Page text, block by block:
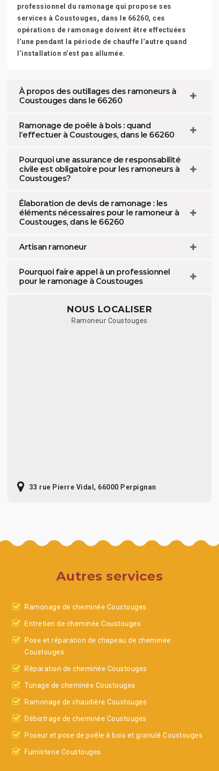
professionnel du ramonage qui propose ses
services à Coustouges, dans le 66260, ces
opérations de ramonage doivent être effectuées
l’une pendant la période de chauffe l’autre quand
l’installation n’est pas allumée.
À propos des outillages des ramoneurs à
Coustouges dans le 66260
Ramonage de poêle à bois : quand
l’effectuer à Coustouges, dans le 66260
Pourquoi une assurance de responsabilité
civile est obligatoire pour les ramoneurs à
Coustouges?
Élaboration de devis de ramonage : les
éléments nécessaires pour le ramoneur à
Coustouges, dans le 66260
Artisan ramoneur
Pourquoi faire appel à un professionnel
pour le ramonage à Coustouges
NOUS LOCALISER
Ramoneur Coustouges
33 rue Pierre Vidal, 66000 Perpignan
Autres services
Ramonage de cheminée Coustouges
Entretien de cheminée Coustouges
Pose et réparation de chapeau de cheminée
Coustouges
Réparation de cheminée Coustouges
Tunage de cheminée Coustouges
Ramonage de chaudière Coustouges
Débistrage de cheminée Coustouges
Poseur et pose de poêle à bois et granulé Coustouges
Fumisterie Coustouges